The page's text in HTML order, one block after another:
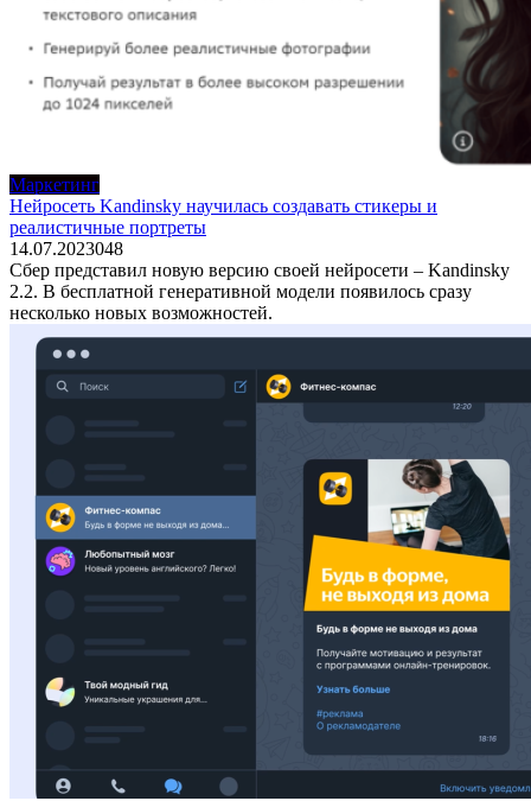
Маркетинг
Нейросеть Kandinsky научилась создавать стикеры и
реалистичные портреты
14.07.2023048
Сбер представил новую версию своей нейросети – Kandinsky
2.2. В бесплатной генеративной модели появилось сразу
несколько новых возможностей.